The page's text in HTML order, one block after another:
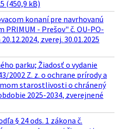
(450,9 kB)
konaní pre navrhovanú
- Prešov" č. OU-PO-
zverej. 30.01.2025
parku; Žiadosť o vydanie
2002 Z. z. o ochrane prírody a
starostlivosti o chránený
2025-2034, zverejnené
§ 24 ods. 1 zákona č.